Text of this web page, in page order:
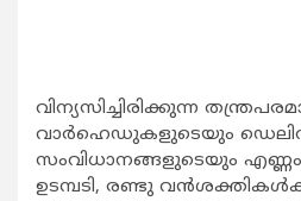
വിന്യസിച്ചിരിക്കുന്ന
വാര്‍ഹെഡുകളുടെയും
സംവിധാനങ്ങളുടെയും എണ്ണം
ഉടമ്പടി, രണ്ടു